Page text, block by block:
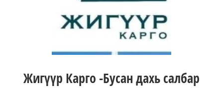
Жигүүр Карго -Бусан дахь салбар